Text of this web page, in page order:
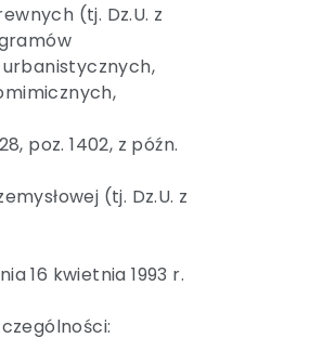
(tj. Dz.U. z
poz. 1402, z późn.
(tj. Dz.U. z
16 kwietnia 1993 r.